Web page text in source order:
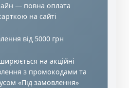
— повна оплата
на сайті
від 5000 грн
на акційні
з промокодами та
«Під замовлення»